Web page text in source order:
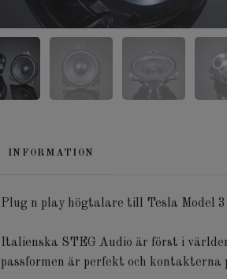
INFORMATION
Plug n play högtalare till Tesla Model 3
Italienska STEG Audio är först i
passformen är perfekt och